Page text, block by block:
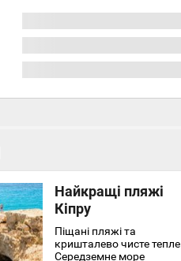
Найкращі пляжі
Кіпру
Піщані пляжі та
кришталево чисте тепле
Середземне море